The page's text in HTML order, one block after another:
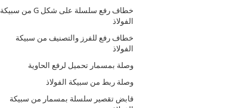
خطاف رفع سلسلة على شكل G من سبيكة
الفولاذ
خطاف رفع للفرز والتصنيف من سبيكة
الفولاذ
وصلة بمسمار تحميل لرفع الحاوية
وصلة ربط من سبيكة الفولاذ
قابض تقصير سلسلة بمسمار من سبيكة